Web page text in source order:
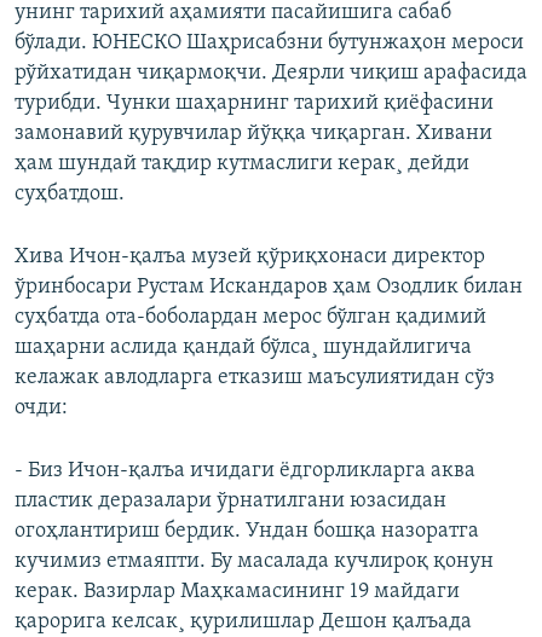
унинг тарихий аҳамияти пасайишига сабаб
бўлади. ЮНЕСКО Шаҳрисабзни бутунжаҳон мероси
рўйхатидан чиқармоқчи. Деярли чиқиш арафасида
турибди. Чунки шаҳарнинг тарихий қиëфасини
замонавий қурувчилар йўққа чиқарган. Хивани
ҳам шундай тақдир кутмаслиги керак¸ дейди
суҳбатдош.
Хива Ичон-қалъа музей қўриқхонаси директор
ўринбосари Рустам Искандаров ҳам Озодлик билан
суҳбатда ота-боболардан мерос бўлган қадимий
шаҳарни аслида қандай бўлса¸ шундайлигича
келажак авлодларга етказиш маъсулиятидан сўз
очди:
- Биз Ичон-қалъа ичидаги ëдгорликларга аква
пластик деразалари ўрнатилгани юзасидан
огоҳлантириш бердик. Ундан бошқа назоратга
кучимиз етмаяпти. Бу масалада кучлироқ қонун
керак. Вазирлар Маҳкамасининг 19 майдаги
қарорига келсак¸ қурилишлар Дешон қалъада